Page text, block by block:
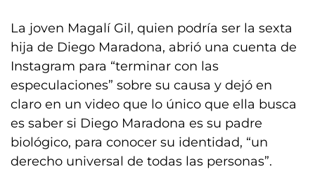
La joven Magalí Gil, quien podría ser la sexta
hija de Diego Maradona, abrió una cuenta de
Instagram para “terminar con las
especulaciones” sobre su causa y dejó en
claro en un video que lo único que ella busca
es saber si Diego Maradona es su padre
biológico, para conocer su identidad, “un
derecho universal de todas las personas”.